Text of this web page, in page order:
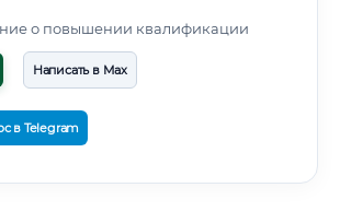
о повышении квалификации
Написать в Max
в Telegram